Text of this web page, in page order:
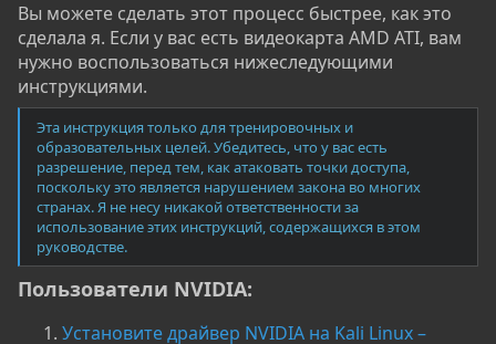
Вы можете сделать этот процесс быстрее, как это
сделала я. Если у вас есть видеокарта AMD ATI, вам
нужно воспользоваться нижеследующими
инструкциями.
Эта инструкция только для тренировочных и
образовательных целей. Убедитесь, что у вас есть
разрешение, перед тем, как атаковать точки доступа,
поскольку это является нарушением закона во многих
странах. Я не несу никакой ответственности за
использование этих инструкций, содержащихся в этом
руководстве.
Пользователи NVIDIA:
Установите драйвер NVIDIA на Kali Linux –